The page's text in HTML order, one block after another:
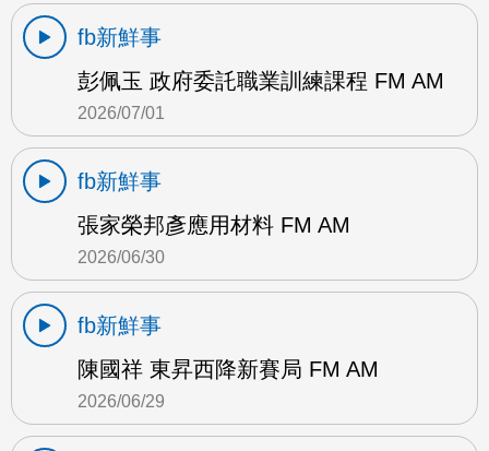
fb新鮮事
彭佩玉 政府委託職業訓練課程 FM AM
2026/07/01
fb新鮮事
張家榮邦彥應用材料 FM AM
2026/06/30
fb新鮮事
陳國祥 東昇西降新賽局 FM AM
2026/06/29